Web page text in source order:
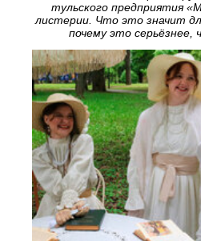
тульского предприятия
листерии. Что это значит
почему это серьёзнее,